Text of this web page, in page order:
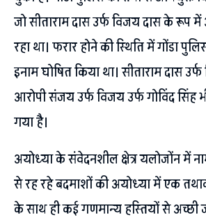
जो सीताराम दास उर्फ विजय दास के रूप
रहा था। फरार होने की स्थिति में गोंडा
इनाम घोषित किया था। सीताराम दास
आरोपी संजय उर्फ विजय उर्फ गोविंद सिंह
गया है।
अयोध्या के संवेदनशील क्षेत्र यलोजोंन में
से रह रहे बदमाशों की अयोध्या में एक
के साथ ही कई गणमान्य हस्तियों से अच्छी